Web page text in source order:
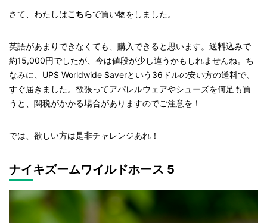
さて、わたしはこちらで買い物をしました。
英語があまりできなくても、購入できると思います。送料込みで
約15,000円でしたが、今は値段が少し違うかもしれませんね。ち
なみに、UPS Worldwide Saverという36ドルの安い方の送料で、
すぐ届きました。欲張ってアパレルウェアやシューズを何足も買
うと、関税がかかる場合がありますのでご注意を！
では、欲しい方は是非チャレンジあれ！
ナイキズームワイルドホース 5